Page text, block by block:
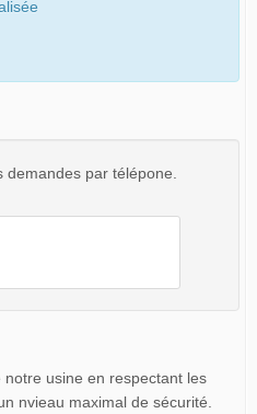
par télépone.
usine en respectant les
nvieau maximal de sécurité.